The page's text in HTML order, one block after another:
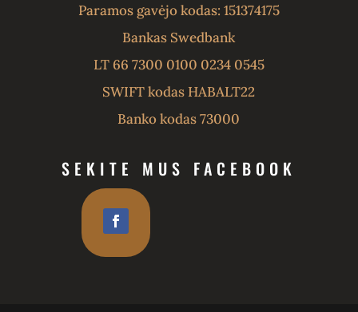
Paramos gavėjo kodas: 151374175
Bankas Swedbank
LT 66 7300 0100 0234 0545
SWIFT kodas HABALT22
Banko kodas 73000
SEKITE MUS FACEBOOK